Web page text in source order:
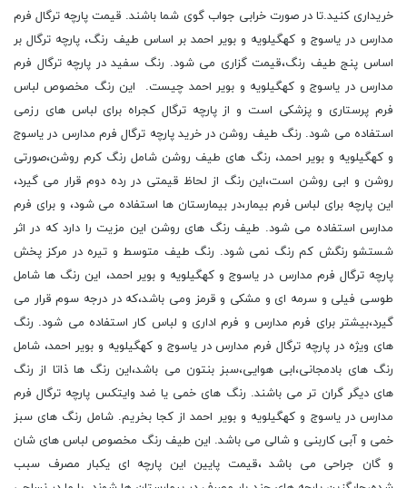
خریداری کنید.تا در صورت خرابی جواب گوی شما باشند. قیمت پارچه ترگال فرم
مدارس در یاسوج و کهگیلویه و بویر احمد بر اساس طیف رنگ، پارچه ترگال بر
اساس پنج طیف رنگ،قیمت گزاری می شود. رنگ سفید در پارچه ترگال فرم
مدارس در یاسوج و کهگیلویه و بویر احمد چیست. این رنگ مخصوص لباس
فرم پرستاری و پزشکی است و از پارچه ترگال کجراه برای لباس های رزمی
استفاده می شود. رنگ طیف روشن در خرید پارچه ترگال فرم مدارس در یاسوج
و کهگیلویه و بویر احمد، رنگ های طیف روشن شامل رنگ کرم روشن،صورتی
روشن و ابی روشن است،این رنگ از لحاظ قیمتی در رده دوم قرار می گیرد،
این پارچه برای لباس فرم بیمار،در بیمارستان ها استفاده می شود، و برای فرم
مدارس استفاده می شود. طیف رنگ های روشن این مزیت را دارد که در اثر
شستشو رنگش کم رنگ نمی شود. رنگ طیف متوسط و تیره در مرکز پخش
پارچه ترگال فرم مدارس در یاسوج و کهگیلویه و بویر احمد، این رنگ ها شامل
طوسی فیلی و سرمه ای و مشکی و قرمز ومی باشد،که در درجه سوم قرار می
گیرد،بیشتر برای فرم مدارس و فرم اداری و لباس کار استفاده می شود. رنگ
های ویژه در پارچه ترگال فرم مدارس در یاسوج و کهگیلویه و بویر احمد، شامل
رنگ های بادمجانی،ابی هوایی،سبز بنتون می باشد،این رنگ ها ذاتا از رنگ
های دیگر گران تر می باشند. رنگ های خمی یا ضد وایتکس پارچه ترگال فرم
مدارس در یاسوج و کهگیلویه و بویر احمد از کجا بخریم. شامل رنگ های سبز
خمی و آبی کاربنی و شالی می باشد. این طیف رنگ مخصوص لباس های شان
و گان جراحی می باشد ،قیمت پایین این پارچه ای یکبار مصرف سبب